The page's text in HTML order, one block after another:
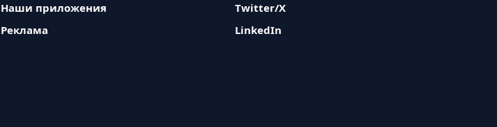
Наши приложения
Реклама
Twitter/X
LinkedIn